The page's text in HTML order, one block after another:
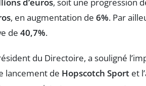
, en augmentation de 6%. Par
de 40,7%.
du Directoire, a souligné
lancement de Hopscotch Sport et